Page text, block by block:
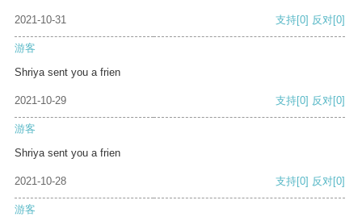
2021-10-31 支持[0] 反对[0]
游客
Shriya sent you a frien
2021-10-29 支持[0] 反对[0]
游客
Shriya sent you a frien
2021-10-28 支持[0] 反对[0]
游客